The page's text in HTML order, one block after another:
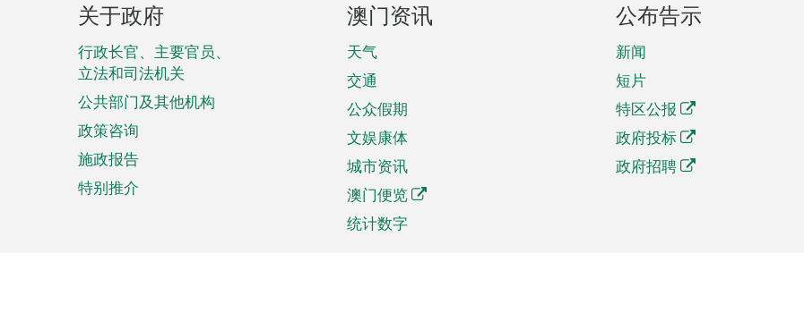
脚
菜
单
关于政府
行政长官、主要官员、
立法和司法机关
公共部门及其他机构
政策咨询
施政报告
特别推介
澳门资讯
天气
交通
公众假期
文娱康体
城市资讯
澳门便览
统计数字
公布告示
新闻
短片
特区公报
政府投标
政府招聘